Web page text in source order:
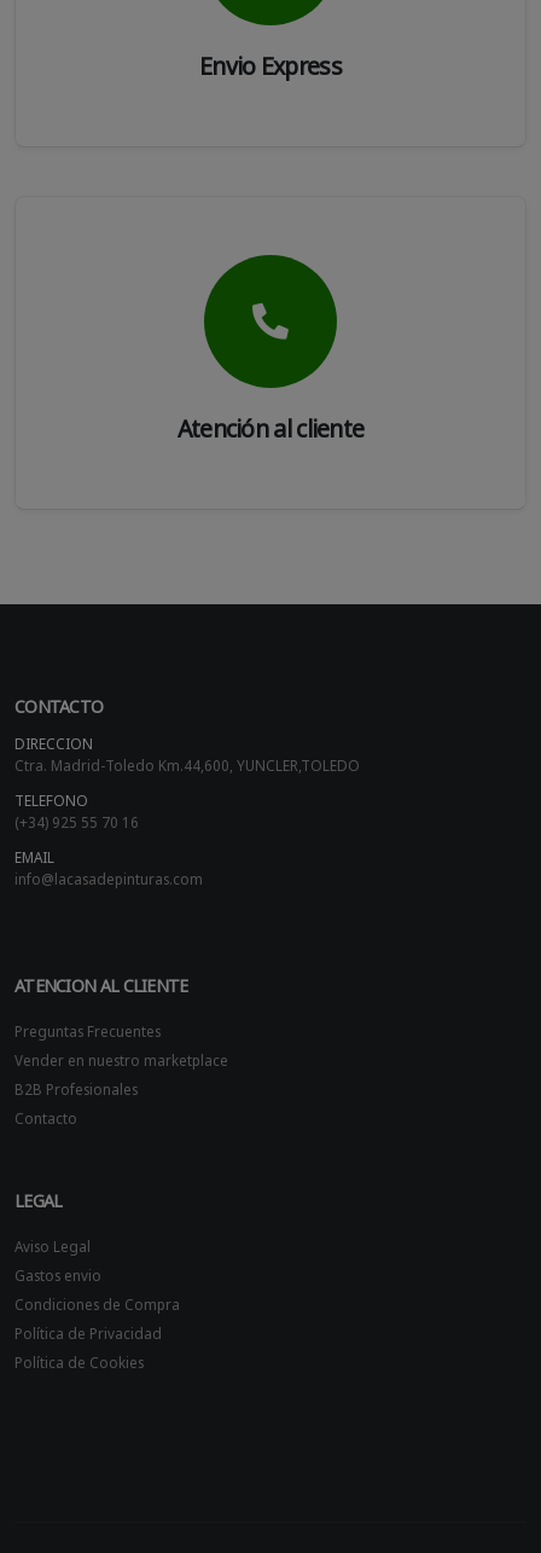
Envio Express
Atención al cliente
CONTACTO
DIRECCION
Ctra. Madrid-Toledo Km.44,600, YUNCLER,TOLEDO
TELEFONO
(+34) 925 55 70 16
EMAIL
info@lacasadepinturas.com
ATENCION AL CLIENTE
Preguntas Frecuentes
Vender en nuestro marketplace
B2B Profesionales
Contacto
LEGAL
Aviso Legal
Gastos envio
Condiciones de Compra
Política de Privacidad
Política de Cookies